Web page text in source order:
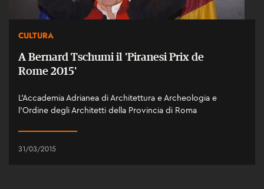
CULTURA
A Bernard Tschumi il 'Piranesi Prix de
Rome 2015'
L’Accademia Adrianea di Architettura e Archeologia e
l’Ordine degli Architetti della Provincia di Roma
31/03/2015